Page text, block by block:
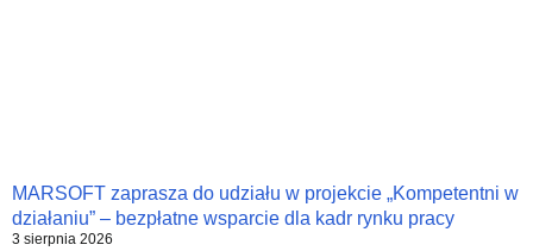
MARSOFT zaprasza do udziału w projekcie „Kompetentni w
działaniu” – bezpłatne wsparcie dla kadr rynku pracy
3 sierpnia 2026